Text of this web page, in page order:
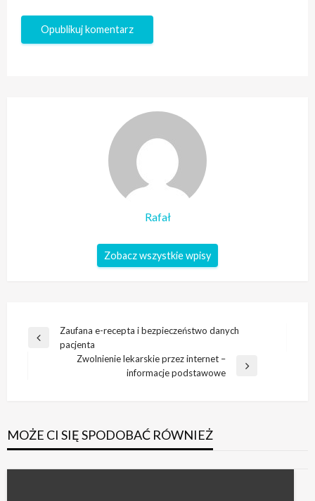
Rafał
Zobacz wszystkie wpisy
Nawigacja
wpisu
Poprzedni
Zaufana e-recepta i bezpieczeństwo danych
pacjenta
Zwolnienie lekarskie przez internet –
informacje podstawowe
MOŻE CI SIĘ SPODOBAĆ RÓWNIEŻ